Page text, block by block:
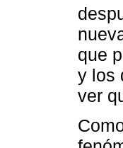
que
y los
ver